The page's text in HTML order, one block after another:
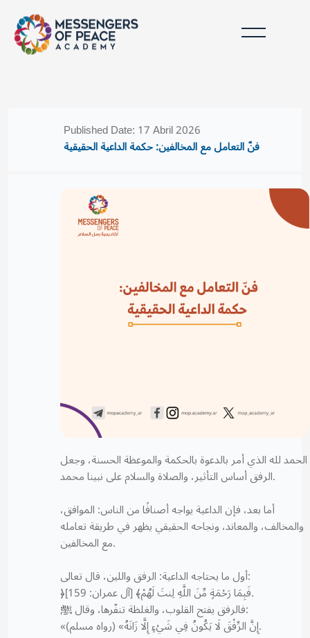
Mga Bloke
Published Date: 17 Abril 2026
فنّ التعامل مع المخالفين: حكمة الداعية الحقيقية
الحمد لله الذي أمر بالدعوة بالحكمة والموعظة الحسنة، وجعل
الرفق أساس التأثير، والصلاة والسلام على نبينا محمد.
أما بعد، فإن الداعية يواجه أصنافًا من الناس: الموافق،
والمخالف، والمعاند، ونجاحه الحقيقي يظهر في طريقة تعامله
مع المخالفين.
أول ما يحتاجه الداعية: الرفق واللين، قال تعالى:
﴿فَبِمَا رَحْمَةٍ مِّنَ اللَّهِ لِنتَ لَهُمْ﴾ [آل عمران: 159].
فالرفق يفتح القلوب، والغلظة تنفّرها، وقال ﷺ:
«إِنَّ الرِّفْقَ لَا يَكُونُ فِي شَيْءٍ إِلَّا زَانَهُ» (رواه مسلم).